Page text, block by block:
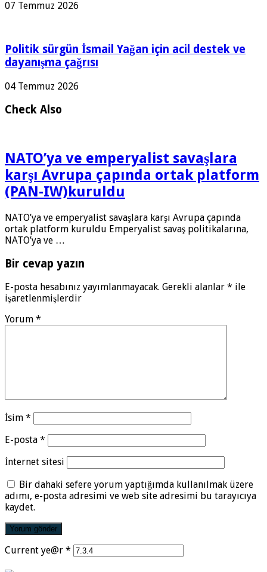
07 Temmuz 2026
Politik sürgün İsmail Yağan için acil destek ve
dayanışma çağrısı
04 Temmuz 2026
Check Also
NATO’ya ve emperyalist savaşlara
karşı Avrupa çapında ortak platform
(PAN-IW)kuruldu
NATO’ya ve emperyalist savaşlara karşı Avrupa çapında
ortak platform kuruldu Emperyalist savaş politikalarına,
NATO’ya ve …
Bir cevap yazın
E-posta hesabınız yayımlanmayacak. Gerekli alanlar * ile
işaretlenmişlerdir
Yorum *
İsim *
E-posta *
İnternet sitesi
Bir dahaki sefere yorum yaptığımda kullanılmak üzere
adımı, e-posta adresimi ve web site adresimi bu tarayıcıya
kaydet.
Current ye@r *